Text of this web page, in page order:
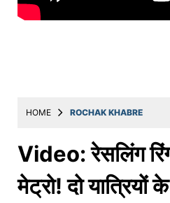
&
मराठी
मनोरंजन
स्पोर्ट्स
HOME ROCHAK KHABRE
Video: रेसलिंग
मेट्रो! दो